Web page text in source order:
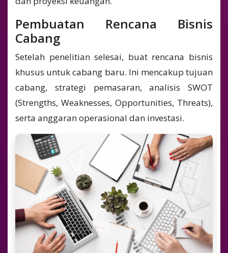
Pembuatan Rencana Bisnis
Cabang
Setelah penelitian selesai, buat rencana bisnis
khusus untuk cabang baru. Ini mencakup tujuan
cabang, strategi pemasaran, analisis SWOT
(Strengths, Weaknesses, Opportunities, Threats),
serta anggaran operasional dan investasi.